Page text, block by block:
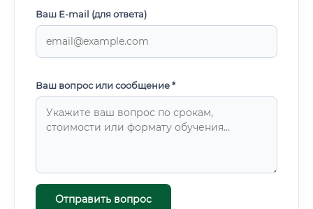
Ваш E-mail (для ответа)
Ваш вопрос или сообщение *
Отправить вопрос